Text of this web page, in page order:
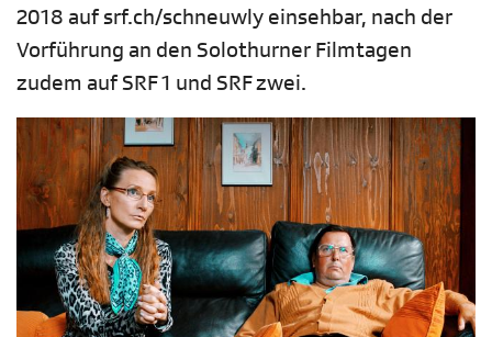
2018 auf srf.ch/schneuwly einsehbar, nach der
Vorführung an den Solothurner Filmtagen
zudem auf SRF 1 und SRF zwei.